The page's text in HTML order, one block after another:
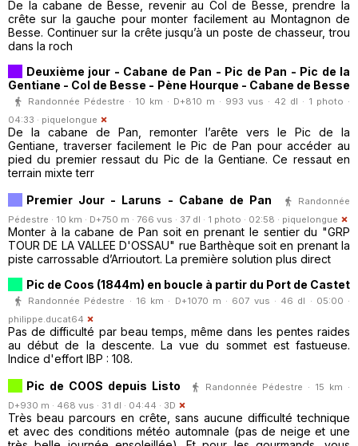
De la cabane de Besse, revenir au Col de Besse, prendre la
crête sur la gauche pour monter facilement au Montagnon de
Besse. Continuer sur la crête jusqu’à un poste de chasseur, trou
dans la roch
Deuxième jour - Cabane de Pan - Pic de Pan - Pic de la
Gentiane - Col de Besse - Pène Hourque - Cabane de Besse
Randonnée Pédestre · 10 km · D+810 m · 993 vus · 42 dl · 1 photo ·
04:33 · piquelongue
De la cabane de Pan, remonter l’arête vers le Pic de la
Gentiane, traverser facilement le Pic de Pan pour accéder au
pied du premier ressaut du Pic de la Gentiane. Ce ressaut en
terrain mixte terr
Premier Jour - Laruns - Cabane de Pan
Randonnée
Pédestre · 10 km · D+750 m · 766 vus · 37 dl · 1 photo · 02:58 · piquelongue
Monter à la cabane de Pan soit en prenant le sentier du "GRP
TOUR DE LA VALLEE D'OSSAU" rue Barthèque soit en prenant la
piste carrossable d’Arrioutort. La première solution plus direct
Pic de Coos (1844m) en boucle à partir du Port de Castet
Randonnée Pédestre · 16 km · D+1070 m · 607 vus · 46 dl · 05:00 ·
philippe.ducat64
Pas de difficulté par beau temps, même dans les pentes raides
au début de la descente. La vue du sommet est fastueuse.
Indice d'effort IBP : 108.
Pic de COOS depuis Listo
Randonnée Pédestre · 15 km ·
D+930 m · 468 vus · 31 dl · 04:44 · 3D
Très beau parcours en crête, sans aucune difficulté technique
et avec des conditions météo automnale (pas de neige et une